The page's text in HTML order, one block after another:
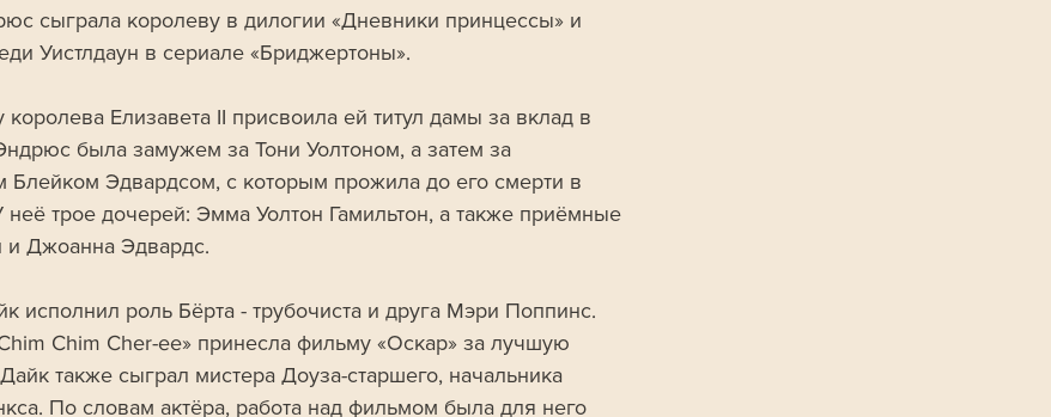
сыграла королеву в дилогии «Дневники принцессы» и
Уистлдаун в сериале «Бриджертоны».
Елизавета II присвоила ей титул дамы за вклад в
была замужем за Тони Уолтоном, а затем за
Блейком Эдвардсом, с которым прожила до его смерти в
неё трое дочерей: Эмма Уолтон Гамильтон, а также приёмные
Джоанна Эдвардс.
исполнил роль Бёрта - трубочиста и друга Мэри Поппинс.
Chim Cher-ee» принесла фильму «Оскар» за лучшую
также сыграл мистера Доуза-старшего, начальника
По словам актёра, работа над фильмом была для него